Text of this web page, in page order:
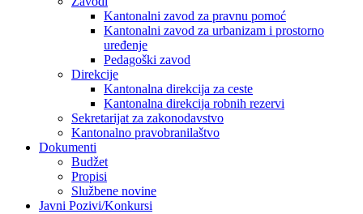
Kantonalni zavod za pravnu pomoć
Kantonalni zavod za urbanizam i prostorno
uređenje
Pedagoški zavod
Direkcije
Kantonalna direkcija za ceste
Kantonalna direkcija robnih rezervi
Sekretarijat za zakonodavstvo
Kantonalno pravobranilaštvo
Dokumenti
Budžet
Propisi
Službene novine
Javni Pozivi/Konkursi